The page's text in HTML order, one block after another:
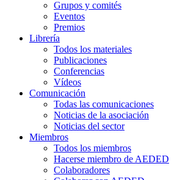
Grupos y comités
Eventos
Premios
Librería
Todos los materiales
Publicaciones
Conferencias
Vídeos
Comunicación
Todas las comunicaciones
Noticias de la asociación
Noticias del sector
Miembros
Todos los miembros
Hacerse miembro de AEDED
Colaboradores